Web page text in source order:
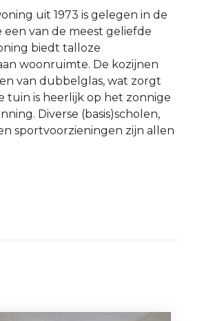
uit 1973 is gelegen in de
van de meest geliefde
biedt talloze
woonruimte. De kozijnen
van dubbelglas, wat zorgt
tuin is heerlijk op het zonnige
Diverse (basis)scholen,
sportvoorzieningen zijn allen